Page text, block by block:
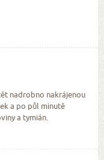
nadrobno nakrájenou
a po půl minutě
a tymián.